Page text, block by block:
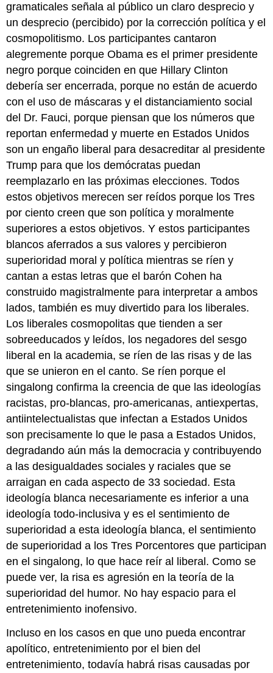
gramaticales señala al público un claro desprecio y
un desprecio (percibido) por la corrección política y el
cosmopolitismo. Los participantes cantaron
alegremente porque Obama es el primer presidente
negro porque coinciden en que Hillary Clinton
debería ser encerrada, porque no están de acuerdo
con el uso de máscaras y el distanciamiento social
del Dr. Fauci, porque piensan que los números que
reportan enfermedad y muerte en Estados Unidos
son un engaño liberal para desacreditar al presidente
Trump para que los demócratas puedan
reemplazarlo en las próximas elecciones. Todos
estos objetivos merecen ser reídos porque los Tres
por ciento creen que son política y moralmente
superiores a estos objetivos. Y estos participantes
blancos aferrados a sus valores y percibieron
superioridad moral y política mientras se ríen y
cantan a estas letras que el barón Cohen ha
construido magistralmente para interpretar a ambos
lados, también es muy divertido para los liberales.
Los liberales cosmopolitas que tienden a ser
sobreeducados y leídos, los negadores del sesgo
liberal en la academia, se ríen de las risas y de las
que se unieron en el canto. Se ríen porque el
singalong confirma la creencia de que las ideologías
racistas, pro-blancas, pro-americanas, antiexpertas,
antiintelectualistas que infectan a Estados Unidos
son precisamente lo que le pasa a Estados Unidos,
degradando aún más la democracia y contribuyendo
a las desigualdades sociales y raciales que se
arraigan en cada aspecto de 33 sociedad. Esta
ideología blanca necesariamente es inferior a una
ideología todo-inclusiva y es el sentimiento de
superioridad a esta ideología blanca, el sentimiento
de superioridad a los Tres Porcentores que participan
en el singalong, lo que hace reír al liberal. Como se
puede ver, la risa es agresión en la teoría de la
superioridad del humor. No hay espacio para el
entretenimiento inofensivo.
Incluso en los casos en que uno pueda encontrar
apolítico, entretenimiento por el bien del
entretenimiento, todavía habrá risas causadas por